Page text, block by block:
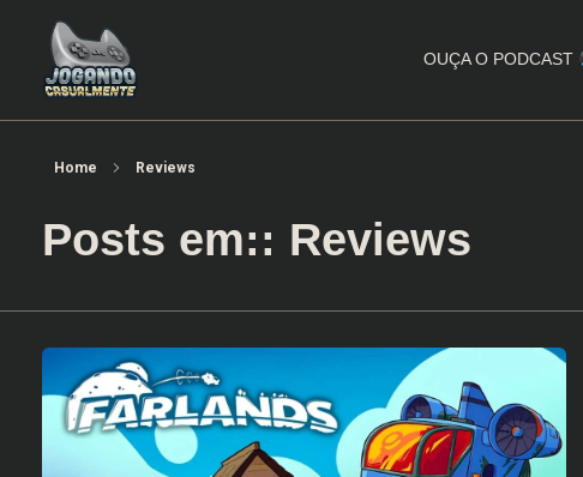
OUÇA O PODCAST
Home Reviews
Posts em:: Reviews